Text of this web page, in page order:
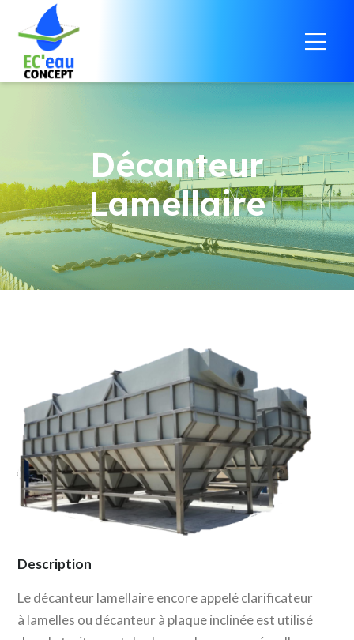
Décanteur
Lamellaire
Description
Le décanteur lamellaire encore appelé clarificateur
à lamelles ou décanteur à plaque inclinée est utilisé